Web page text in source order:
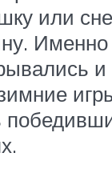
или
Именно
и